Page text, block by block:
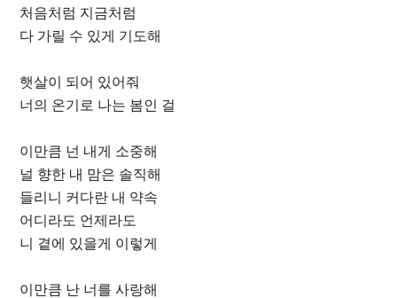
처음처럼 지금처럼
다 가릴 수 있게 기도해
햇살이 되어 있어줘
너의 온기로 나는 봄인 걸
이만큼 넌 내게 소중해
널 향한 내 맘은 솔직해
들리니 커다란 내 약속
어디라도 언제라도
니 곁에 있을게 이렇게
이만큼 난 너를 사랑해